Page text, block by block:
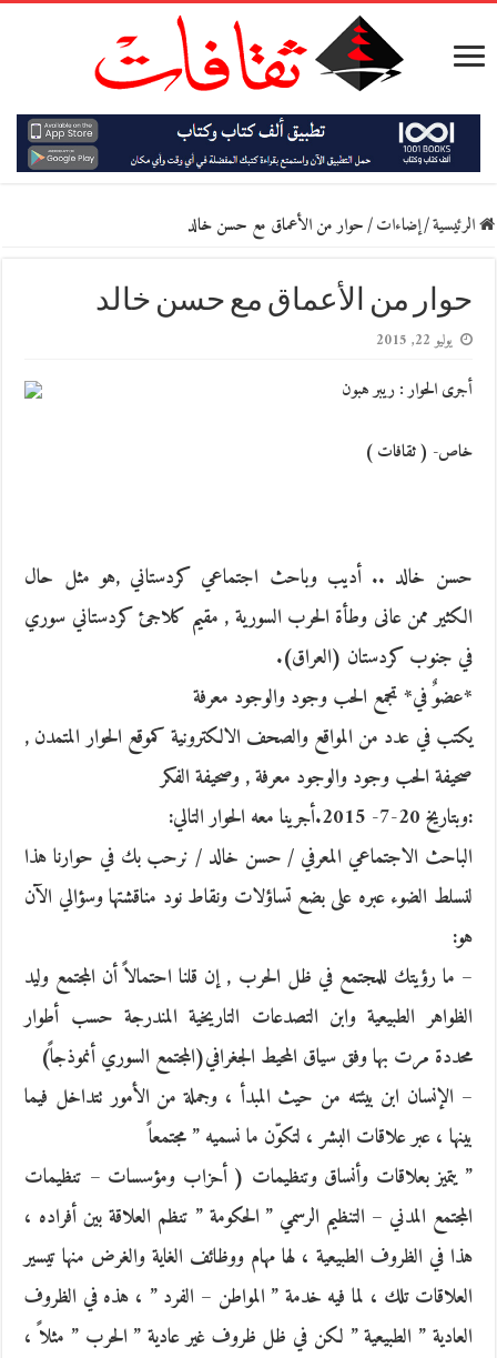
الرئيسية/إضاءات/حوار من الأعماق مع حسن خالد
حوار من الأعماق مع حسن خالد
يوليو 22, 2015
أجرى الحوار : ريبر هبون
خاص- ( ثقافات )
حسن خالد .. أديب وباحث اجتماعي كردستاني ,هو مثل حال
الكثير ممن عانى وطأة الحرب السورية , مقيم كلاجئ كردستاني سوري
في جنوب كردستان (العراق).
*عضوٌ في* تجمع الحب وجود والوجود معرفة
يكتب في عدد من المواقع والصحف الالكترونية كموقع الحوار المتمدن ,
صحيفة الحب وجود والوجود معرفة , وصحيفة الفكر
:وبتاريخ 20-7- 2015.أجرينا معه الحوار التالي:
الباحث الاجتماعي المعرفي / حسن خالد / نرحب بك في حوارنا هذا
لنسلط الضوء عبره على بضع تساؤلات ونقاط نود مناقشتها وسؤالي الآن
هو:
– ما رؤيتك للمجتمع في ظل الحرب , إن قلنا احتمالاً أن المجتمع وليد
الظواهر الطبيعية وابن التصدعات التاريخية المندرجة حسب أطوار
محددة مرت بها وفق سياق المحيط الجغرافي(المجتمع السوري أنموذجاً)
– الإنسان ابن بيئته من حيث المبدأ ، وجملة من الأمور تتداخل فيما
بينها ، عبر علاقات البشر ، لتكوّن ما نسميه ” مجتمعاً
” يتميز بعلاقات وأنساق وتنظيمات ( أحزاب ومؤسسات – تنظيمات
المجتمع المدني – التنظيم الرسمي ” الحكومة ” تنظم العلاقة بين أفراده ،
هذا في الظروف الطبيعية ، لها مهام ووظائف الغاية والغرض منها تيسير
العلاقات تلك ، لما فيه خدمة ” المواطن – الفرد ” ، هذه في الظروف
العادية ” الطبيعية ” لكن في ظل ظروف غير عادية ” الحرب ” مثلاً ،